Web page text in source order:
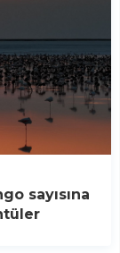
sayısına